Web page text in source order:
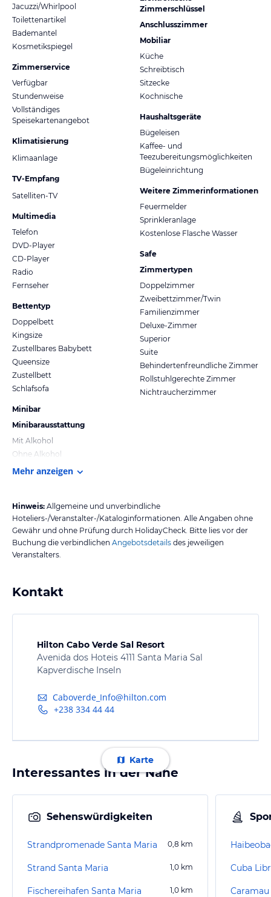
Jacuzzi/Whirlpool
Toilettenartikel
Bademantel
Kosmetikspiegel
Zimmerservice
Verfügbar
Stundenweise
Vollständiges
Speisekartenangebot
Klimatisierung
Klimaanlage
TV-Empfang
Satelliten-TV
Multimedia
Telefon
DVD-Player
CD-Player
Radio
Fernseher
Bettentyp
Doppelbett
Kingsize
Zustellbares Babybett
Queensize
Zustellbett
Schlafsofa
Minibar
Minibarausstattung
Mit Alkohol
Ohne Alkohol
Zimmerschlüssel
Anschlusszimmer
Mobiliar
Küche
Schreibtisch
Sitzecke
Kochnische
Haushaltsgeräte
Bügeleisen
Kaffee- und
Teezubereitungsmöglichkeiten
Bügeleinrichtung
Weitere Zimmerinformationen
Feuermelder
Sprinkleranlage
Kostenlose Flasche Wasser
Safe
Zimmertypen
Doppelzimmer
Zweibettzimmer/Twin
Familienzimmer
Deluxe-Zimmer
Superior
Suite
Behindertenfreundliche Zimmer
Rollstuhlgerechte Zimmer
Nichtraucherzimmer
Mehr anzeigen
Hinweis: Allgemeine und unverbindliche
Hoteliers-/Veranstalter-/Kataloginformationen. Alle Angaben ohne
Gewähr und ohne Prüfung durch HolidayCheck. Bitte lies vor der
Buchung die verbindlichen Angebotsdetails des jeweiligen
Veranstalters.
Kontakt
Hilton Cabo Verde Sal Resort
Avenida dos Hoteis 4111 Santa Maria Sal
Kapverdische Inseln
Caboverde_Info@hilton.com
+238 334 44 44
Karte
Interessantes in der Nähe
Sehenswürdigkeiten
Strandpromenade Santa Maria 0,8 km
Strand Santa Maria 1,0 km
Fischereihafen Santa Maria 1,0 km
Cuba